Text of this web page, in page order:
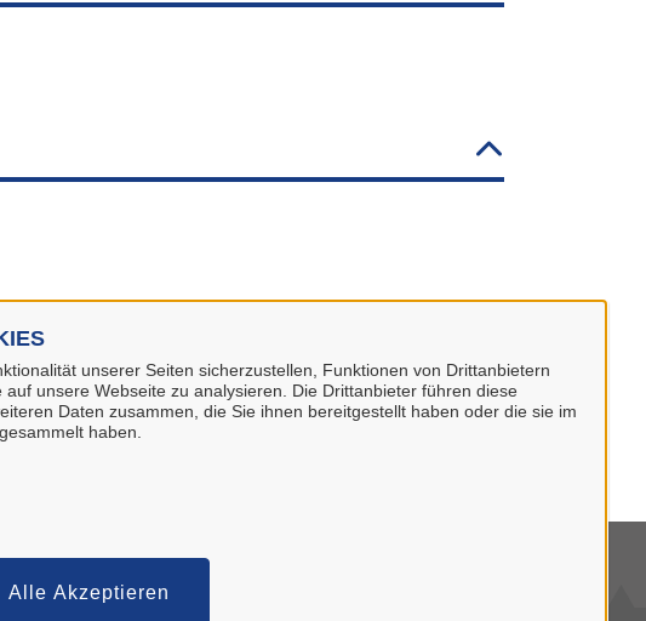
unserer Seiten sicherzustellen, Funktionen von Drittanbietern
unsere Webseite zu analysieren. Die Drittanbieter führen diese
Daten zusammen, die Sie ihnen bereitgestellt haben oder die sie im
haben.
Alle Akzeptieren